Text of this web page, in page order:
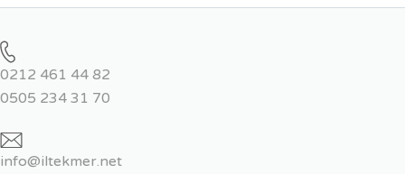
0212 461 44 82
0505 234 31 70
info@iltekmer.net